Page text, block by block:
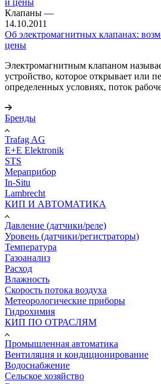
Клапаны —
14.10.2011
Об электромагнитных клапанах:
цены
Электромагнитным клапаном
устройство, которое открывает или
определенных условиях, поток
Бренды
Trafag AG
E+E Elektronik
STS
Мераприбор
In-Situ
Lambrecht
КИП И АВТОМАТИКА
Давление (датчики/реле)
Уровень (датчики/регистраторы)
Температура
Газоанализ
Расход
Влажность
Скорость потока воздуха
Метеорологические приборы
Гидрохимия
КИП ПО ОТРАСЛЯМ
Промышленная автоматика
Вентиляция и кондиционирование
Водоснабжение
Сельское хозяйство